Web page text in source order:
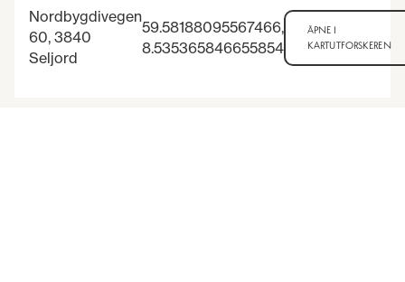
Nordbygdivegen
60, 3840
Seljord
59.58188095567466,
8.535365846655854
ÅPNE I
KARTUTFORSKEREN